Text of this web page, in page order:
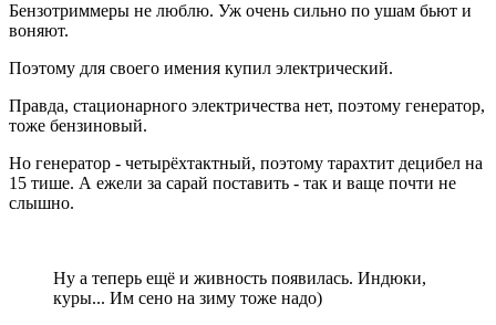
Бензотриммеры не люблю. Уж очень сильно по ушам бьют и
воняют.
Поэтому для своего имения купил электрический.
Правда, стационарного электричества нет, поэтому генератор,
тоже бензиновый.
Но генератор - четырёхтактный, поэтому тарахтит децибел на
15 тише. А ежели за сарай поставить - так и ваще почти не
слышно.
Ну а теперь ещё и живность появилась. Индюки,
куры... Им сено на зиму тоже надо)